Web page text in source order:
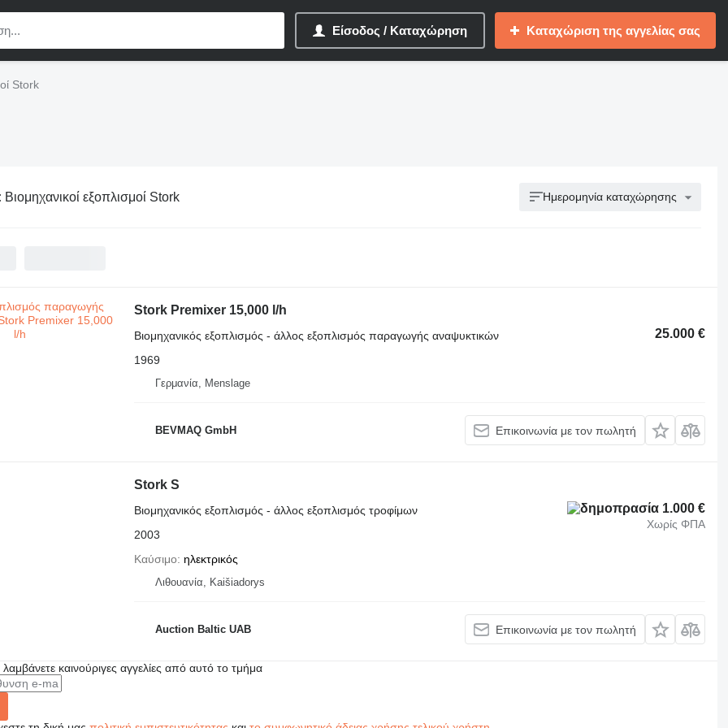
Είσοδος / Καταχώρηση Καταχώριση της αγγελίας σας
Stork
Βιομηχανικοί εξοπλισμοί Stork Ημερομηνία καταχώρησης
Stork Premixer 15,000 l/h
25.000 €
Βιομηχανικός εξοπλισμός - άλλος εξοπλισμός παραγωγής αναψυκτικών
1969
Γερμανία, Menslage
BEVMAQ GmbH Επικοινωνία με τον πωλητή
Stork S
1.000 €
Χωρίς ΦΠΑ
Βιομηχανικός εξοπλισμός - άλλος εξοπλισμός τροφίμων
2003
Καύσιμο ηλεκτρικός
Λιθουανία, Kaišiadorys
Auction Baltic UAB Επικοινωνία με τον πωλητή
λαμβάνετε καινούριγες αγγελίες από αυτό το τμήμα